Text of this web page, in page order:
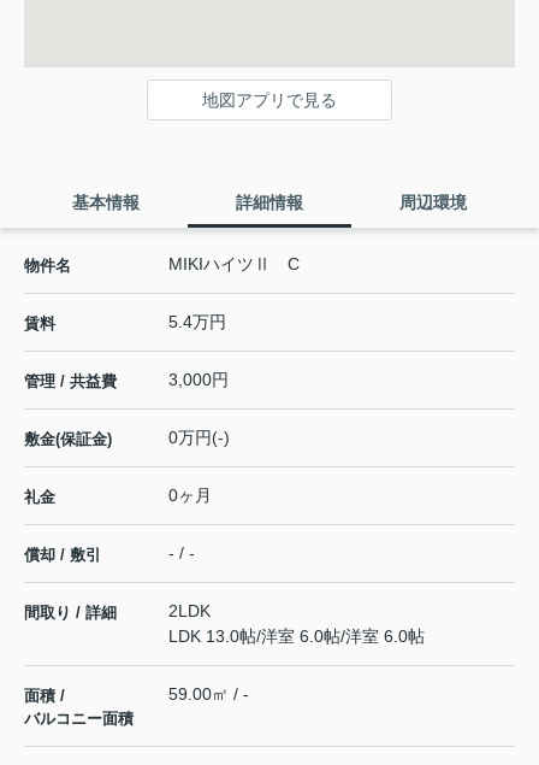
地図アプリで見る
基本情報 詳細情報 周辺環境
物件名 MIKIハイツⅡ C
賃料 5.4万円
管理 / 共益費 3,000円
敷金(保証金) 0万円(-)
礼金 0ヶ月
償却 / 敷引 - / -
間取り / 詳細
2LDK
LDK 13.0帖/洋室 6.0帖/洋室 6.0帖
面積 /
バルコニー面積
59.00㎡ / -